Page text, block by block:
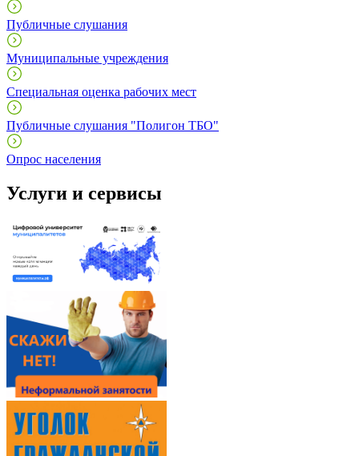
Публичные слушания
Муниципальные учреждения
Специальная оценка рабочих мест
Публичные слушания "Полигон ТБО"
Опрос населения
Услуги и сервисы